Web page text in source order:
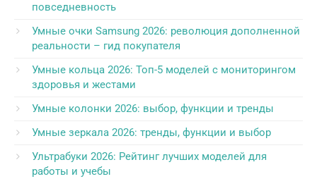
повседневность
Умные очки Samsung 2026: революция дополненной
реальности – гид покупателя
Умные кольца 2026: Топ-5 моделей с мониторингом
здоровья и жестами
Умные колонки 2026: выбор, функции и тренды
Умные зеркала 2026: тренды, функции и выбор
Ультрабуки 2026: Рейтинг лучших моделей для
работы и учебы